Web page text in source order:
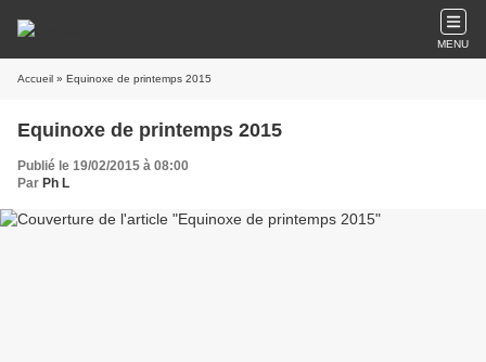
MENU
Accueil » Equinoxe de printemps 2015
Equinoxe de printemps 2015
Publié le 19/02/2015 à 08:00
Par Ph L